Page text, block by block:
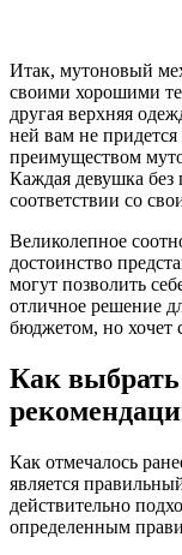
Итак, мутоновый
своими хорошими
другая верхняя
ней вам не
преимуществом
Каждая девушка
соответствии со
Великолепное
достоинство
могут позволить
отличное решение
бюджетом, но хочет
Как
Как отмечалось
является
действительно
определенным